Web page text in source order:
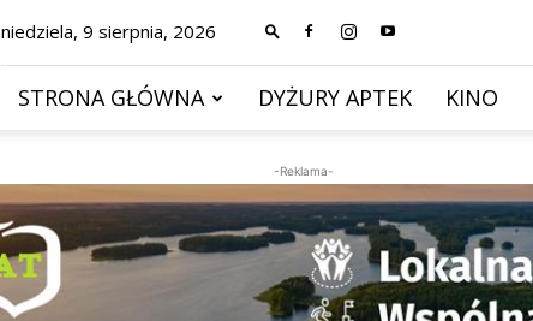
niedziela, 9 sierpnia, 2026
STRONA GŁÓWNA DYŻURY APTEK KINO
-Reklama-